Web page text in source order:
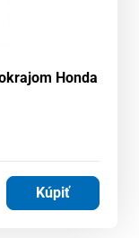
Honda
Kúpiť